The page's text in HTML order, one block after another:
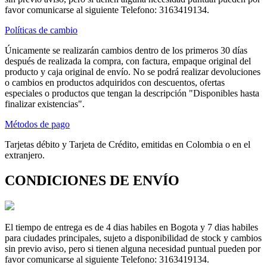
favor comunicarse al siguiente Telefono: 3163419134.
Políticas de cambio
Únicamente se realizarán cambios dentro de los primeros 30 días
después de realizada la compra, con factura, empaque original del
producto y caja original de envío. No se podrá realizar devoluciones
o cambios en productos adquiridos con descuentos, ofertas
especiales o productos que tengan la descripción "Disponibles hasta
finalizar existencias".
Métodos de pago
Tarjetas débito y Tarjeta de Crédito, emitidas en Colombia o en el
extranjero.
CONDICIONES DE ENVÍO
El tiempo de entrega es de 4 dias habiles en Bogota y 7 dias habiles
para ciudades principales, sujeto a disponibilidad de stock y cambios
sin previo aviso, pero si tienen alguna necesidad puntual pueden por
favor comunicarse al siguiente Telefono: 3163419134.